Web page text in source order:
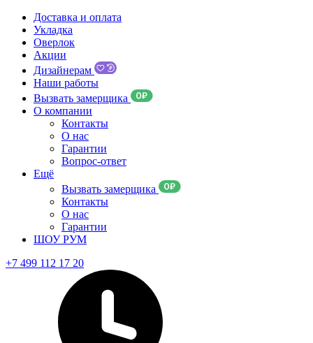
Доставка и оплата
Укладка
Оверлок
Акции
Дизайнерам
Наши работы
Вызвать замерщика
О компании
Контакты
О нас
Гарантии
Вопрос-ответ
Ещё
Вызвать замерщика
Контакты
О нас
Гарантии
ШОУ РУМ
+7 499 112 17 20